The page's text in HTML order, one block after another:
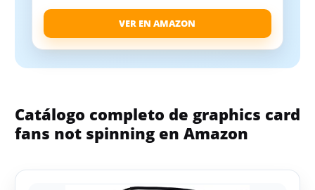
VER EN AMAZON
Catálogo completo de graphics card
fans not spinning en Amazon